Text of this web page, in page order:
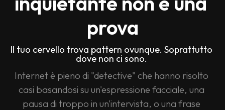
prova
Il tuo cervello trova pattern ovunque. Soprattutto
dove non ci sono.
Internet è pieno di "detective" che hanno risolto
casi basandosi su un'espressione facciale, una
pausa di troppo in un'intervista, o una frase